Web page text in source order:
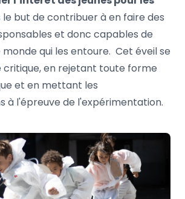
le but de contribuer à en faire des
et donc capables de
qui les entoure. Cet éveil se
critique, en rejetant toute forme
et en mettant les
à l'épreuve de l'expérimentation.